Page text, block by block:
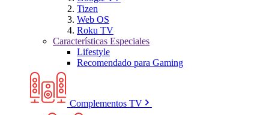
Tizen
Web OS
Roku TV
Características Especiales
Lifestyle
Recomendado para Gaming
Complementos TV